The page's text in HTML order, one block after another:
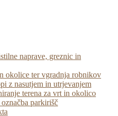
naprave, greznic in
okolice ter vgradnja robnikov
z nasutjem in utrjevanjem
terena za vrt in okolico
parkirišč